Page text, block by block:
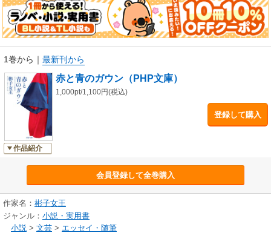
ォードに来たときの自分に立ち返らせてくれる「目標」だった。》（「あ
とがき」より抜粋）英国のオックスフォード大学マートン・コレッジで
の、2001年9月から1年間、そして2004年9月から5年間の留学生活の日々
のあとがき」を収録。 〈本書の主な内容〉●おわりとはじまり ●英語の
壁 ●側衛に守られるということ ●子どものころからの習慣 ●外国での
ハプニング ●授業のこと ●古代ケルト史を学ぶ ●マートン・コレッジ
の一日 ●フォーマル・ディナーの楽しみ ●海外で頑張る日本人留学生た
ちの進路 ●「浮世絵はどのようにみるものなのか」 ●アフタヌーン・テ
ィーを女王陛下と ●バッキンガム宮殿へのお招きの連絡 ●英国の電車の
思い出あれこれ ●二度目の留学 ●何をやってもうまくいかない日 ●法
隆寺金堂壁画 ●英国の食あれこれ ●美術史研究者の試練 ●謎の侵入
者 ●お雑煮とスコーン ●博士論文性胃炎 ●博士論文への二つの壁 ●人
生でいちばん緊張した日 ●たくさんのおめでとうのあとで・・・・・・
●生まれて初めての猛抗議 ●心からの「最終報告書」 〔ほか〕
1巻から ｜ 最新刊から
作品紹介
赤と青のガウン（PHP文庫）
1,000pt/1,100円(税込)
登録して購入
会員登録して全巻購入
作家名： 彬子女王
ジャンル： 小説・実用書
小説 > 文芸 > エッセイ・随筆